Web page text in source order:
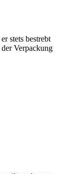
stets bestrebt
Verpackung